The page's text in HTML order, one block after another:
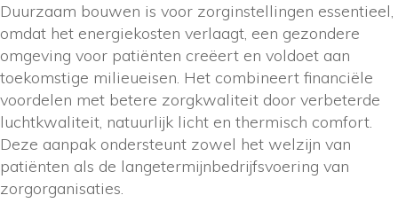
Duurzaam bouwen is voor zorginstellingen essentieel,
omdat het energiekosten verlaagt, een gezondere
omgeving voor patiënten creëert en voldoet aan
toekomstige milieueisen. Het combineert financiële
voordelen met betere zorgkwaliteit door verbeterde
luchtkwaliteit, natuurlijk licht en thermisch comfort.
Deze aanpak ondersteunt zowel het welzijn van
patiënten als de langetermijnbedrijfsvoering van
zorgorganisaties.